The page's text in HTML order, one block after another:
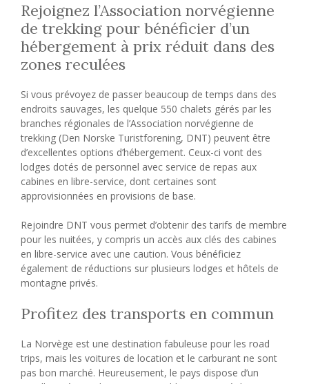
Rejoignez l’Association norvégienne
de trekking pour bénéficier d’un
hébergement à prix réduit dans des
zones reculées
Si vous prévoyez de passer beaucoup de temps dans des
endroits sauvages, les quelque 550 chalets gérés par les
branches régionales de l’Association norvégienne de
trekking (Den Norske Turistforening, DNT) peuvent être
d’excellentes options d’hébergement. Ceux-ci vont des
lodges dotés de personnel avec service de repas aux
cabines en libre-service, dont certaines sont
approvisionnées en provisions de base.
Rejoindre DNT vous permet d’obtenir des tarifs de membre
pour les nuitées, y compris un accès aux clés des cabines
en libre-service avec une caution. Vous bénéficiez
également de réductions sur plusieurs lodges et hôtels de
montagne privés.
Profitez des transports en commun
La Norvège est une destination fabuleuse pour les road
trips, mais les voitures de location et le carburant ne sont
pas bon marché. Heureusement, le pays dispose d’un